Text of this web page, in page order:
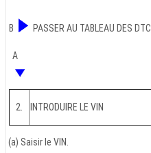
B PASSER AU TABLEAU DES DTC
A
2. INTRODUIRE LE VIN
(a) Saisir le VIN.